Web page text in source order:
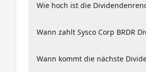
Wie hoch ist die
Wann zahlt Sysco Corp BRDR
Wann kommt die nächste